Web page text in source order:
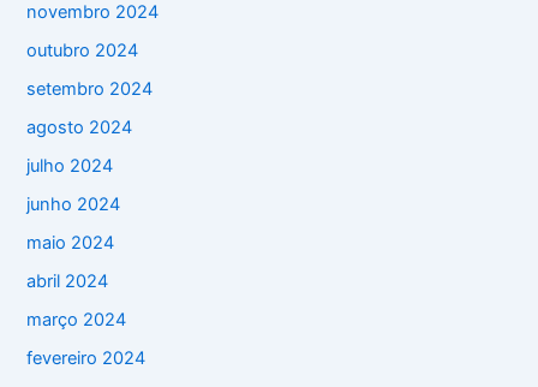
novembro 2024
outubro 2024
setembro 2024
agosto 2024
julho 2024
junho 2024
maio 2024
abril 2024
março 2024
fevereiro 2024